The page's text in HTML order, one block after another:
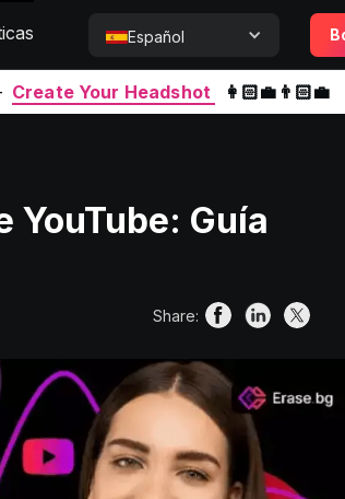
Español
Create Your Headshot 👩🏻‍💼👨🏻‍💼
YouTube: Guía
Share: